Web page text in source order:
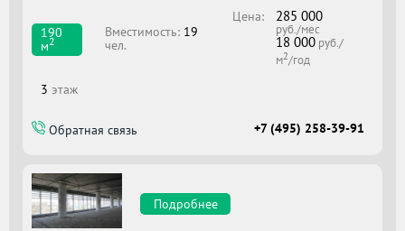
190
м2
Вместимоcть: 19
чел.
Цена: 285 000
руб./мес
18 000 руб./
м2/год
3 этаж
Обратная связь +7 (495) 258-39-91
Подробнее